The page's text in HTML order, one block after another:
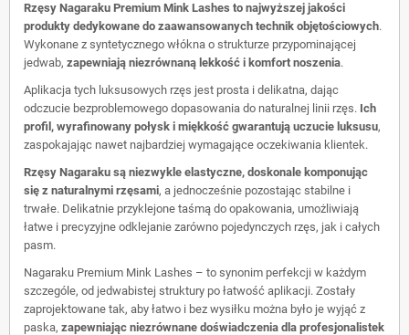
Rzęsy Nagaraku Premium Mink Lashes to najwyższej jakości
produkty dedykowane do zaawansowanych technik objętościowych.
Wykonane z syntetycznego włókna o strukturze przypominającej
jedwab, zapewniają niezrównaną lekkość i komfort noszenia.
Aplikacja tych luksusowych rzęs jest prosta i delikatna, dając
odczucie bezproblemowego dopasowania do naturalnej linii rzęs. Ich
profil, wyrafinowany połysk i miękkość gwarantują uczucie luksusu,
zaspokajając nawet najbardziej wymagające oczekiwania klientek.
Rzęsy Nagaraku są niezwykle elastyczne, doskonale komponując
się z naturalnymi rzęsami, a jednocześnie pozostając stabilne i
trwałe. Delikatnie przyklejone taśmą do opakowania, umożliwiają
łatwe i precyzyjne odklejanie zarówno pojedynczych rzęs, jak i całych
pasm.
Nagaraku Premium Mink Lashes – to synonim perfekcji w każdym
szczególe, od jedwabistej struktury po łatwość aplikacji. Zostały
zaprojektowane tak, aby łatwo i bez wysiłku można było je wyjąć z
paska, zapewniając niezrównane doświadczenia dla profesjonalistek